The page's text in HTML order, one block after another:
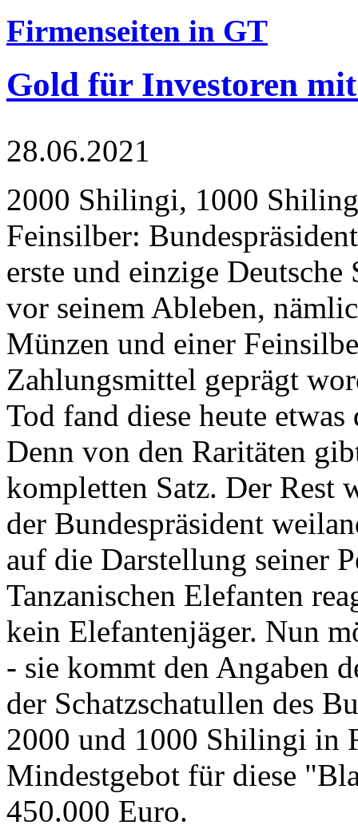
Firmenseiten in GT
Gold für Investoren
28.06.2021
2000 Shilingi, 1000
Feinsilber:
erste und einzige Deutsche
vor seinem Ableben,
Münzen und einer
Zahlungsmittel geprägt
Tod fand diese heute
Denn von den Raritäten
kompletten Satz. Der Rest
der Bundespräsident
auf die Darstellung seiner
Tanzanischen Elefanten
kein Elefantenjäger. Nun
- sie kommt den Angaben
der Schatzschatullen des
2000 und 1000 Shilingi in
Mindestgebot für diese
450.000 Euro.